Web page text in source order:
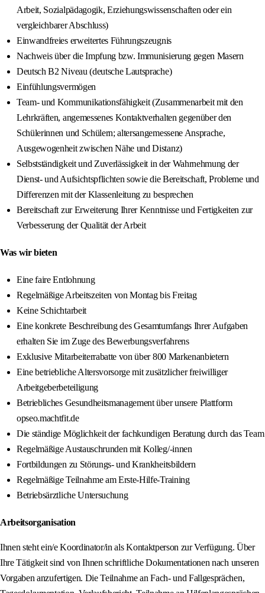
Arbeit, Sozialpädagogik, Erziehungswissenschaften oder ein
vergleichbarer Abschluss)
Einwandfreies erweitertes Führungszeugnis
Nachweis über die Impfung bzw. Immunisierung gegen Masern
Deutsch B2 Niveau (deutsche Lautsprache)
Einfühlungsvermögen
Team- und Kommunikationsfähigkeit (Zusammenarbeit mit den
Lehrkräften, angemessenes Kontaktverhalten gegenüber den
Schülerinnen und Schülern; altersangemessene Ansprache,
Ausgewogenheit zwischen Nähe und Distanz)
Selbstständigkeit und Zuverlässigkeit in der Wahrnehmung der
Dienst- und Aufsichtspflichten sowie die Bereitschaft, Probleme und
Differenzen mit der Klassenleitung zu besprechen
Bereitschaft zur Erweiterung Ihrer Kenntnisse und Fertigkeiten zur
Verbesserung der Qualität der Arbeit
Was wir bieten
Eine faire Entlohnung
Regelmäßige Arbeitszeiten von Montag bis Freitag
Keine Schichtarbeit
Eine konkrete Beschreibung des Gesamtumfangs Ihrer Aufgaben
erhalten Sie im Zuge des Bewerbungsverfahrens
Exklusive Mitarbeiterrabatte von über 800 Markenanbietern
Eine betriebliche Altersvorsorge mit zusätzlicher freiwilliger
Arbeitgeberbeteiligung
Betriebliches Gesundheitsmanagement über unsere Plattform
opseo.machtfit.de
Die ständige Möglichkeit der fachkundigen Beratung durch das Team
Regelmäßige Austauschrunden mit Kolleg/-innen
Fortbildungen zu Störungs- und Krankheitsbildern
Regelmäßige Teilnahme am Erste-Hilfe-Training
Betriebsärztliche Untersuchung
Arbeitsorganisation
Ihnen steht ein/e Koordinator/in als Kontaktperson zur Verfügung. Über
Ihre Tätigkeit sind von Ihnen schriftliche Dokumentationen nach unseren
Vorgaben anzufertigen. Die Teilnahme an Fach- und Fallgesprächen,